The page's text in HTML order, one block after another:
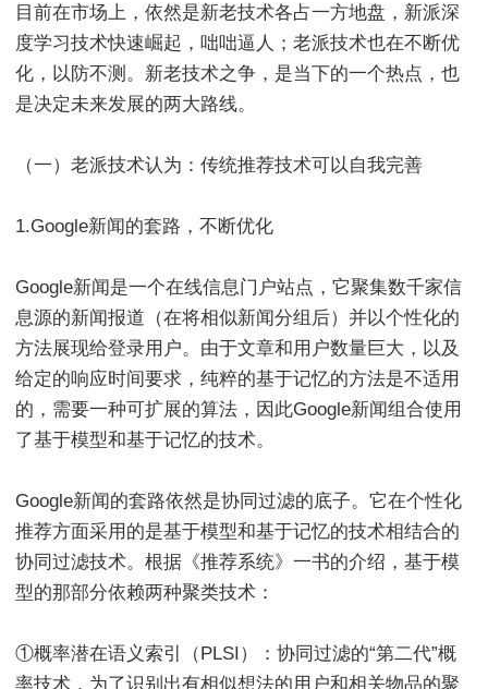
目前在市场上，依然是新老技术各占一方地盘，新派深
度学习技术快速崛起，咄咄逼人；老派技术也在不断优
化，以防不测。新老技术之争，是当下的一个热点，也
是决定未来发展的两大路线。
（一）老派技术认为：传统推荐技术可以自我完善
1.Google新闻的套路，不断优化
Google新闻是一个在线信息门户站点，它聚集数千家信
息源的新闻报道（在将相似新闻分组后）并以个性化的
方法展现给登录用户。由于文章和用户数量巨大，以及
给定的响应时间要求，纯粹的基于记忆的方法是不适用
的，需要一种可扩展的算法，因此Google新闻组合使用
了基于模型和基于记忆的技术。
Google新闻的套路依然是协同过滤的底子。它在个性化
推荐方面采用的是基于模型和基于记忆的技术相结合的
协同过滤技术。根据《推荐系统》一书的介绍，基于模
型的那部分依赖两种聚类技术：
①概率潜在语义索引（PLSI）：协同过滤的“第二代”概
率技术，为了识别出有相似想法的用户和相关物品的聚